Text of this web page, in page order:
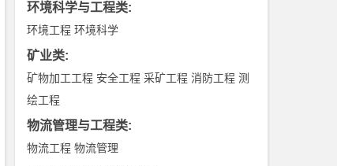
环境科学与工程类:
环境工程 环境科学
矿业类:
矿物加工工程 安全工程 采矿工程 消防工程 测
绘工程
物流管理与工程类:
物流工程 物流管理